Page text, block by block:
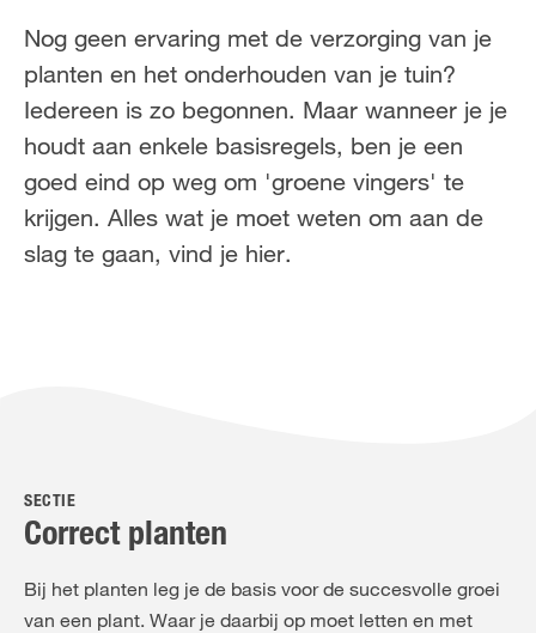
Thema's
Tot je dienst
Onderneming
Nog geen ervaring met de verzorging van je
planten en het onderhouden van je tuin?
Iedereen is zo begonnen. Maar wanneer je je
houdt aan enkele basisregels, ben je een
goed eind op weg om 'groene vingers' te
krijgen. Alles wat je moet weten om aan de
slag te gaan, vind je hier.
SECTIE
Correct planten
Bij het planten leg je de basis voor de succesvolle groei
van een plant. Waar je daarbij op moet letten en met